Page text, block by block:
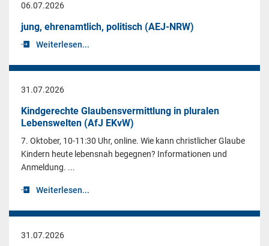
06.07.2026
jung, ehrenamtlich, politisch (AEJ-NRW)
Weiterlesen...
31.07.2026
Kindgerechte Glaubensvermittlung in pluralen
Lebenswelten (AfJ EKvW)
7. Oktober, 10-11:30 Uhr, online. Wie kann christlicher Glaube
Kindern heute lebensnah begegnen? Informationen und
Anmeldung. ...
Weiterlesen...
31.07.2026